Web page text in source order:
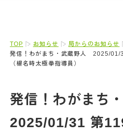
TOP お知らせ
局からのお知らせ
発信！わがまち・武蔵野人 2025/
（楊名時太極拳指導員）
発信！わがまち
2025/01/31 第